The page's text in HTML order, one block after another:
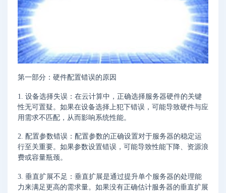
第一部分：硬件配置错误的原因
1. 设备选择失误：在云计算中，正确选择服务器硬件的关键
性无可置疑。如果在设备选择上犯下错误，可能导致硬件与应
用需求不匹配，从而影响系统性能。
2. 配置参数错误：配置参数的正确设置对于服务器的稳定运
行至关重要。如果参数设置错误，可能导致性能下降、资源浪
费或容量瓶颈。
3. 垂直扩展不足：垂直扩展是通过提升单个服务器的处理能
力来满足更高的需求量。如果没有正确估计服务器的垂直扩展